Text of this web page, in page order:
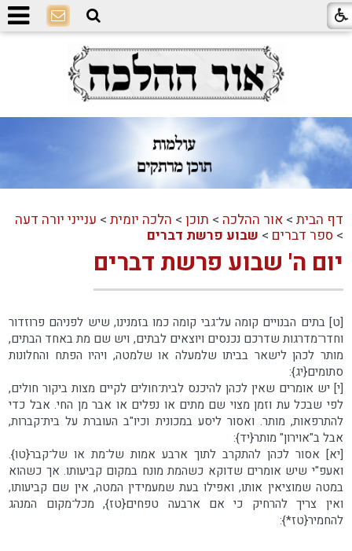
דף הבית >אור ההלכה > תוכן > הלכה יומית > ענייני יורה דעה
> ספר דברים > שבוע פרשת דברים
יום ה' שבוע פרשת דברים
[ט] בתים הבנויים קומה על־גבי קומה כמו בזמנינו, שיש לפניהם פרוזדור
וחדר־מדרגות שדרכם נכנסים ויוצאים לבתים, ויש שם מת באחד הבתים,
מותר לכהן לישאר בביתו שלמעלה או שלמטה, ויהיו הפתח והחלונות
סתומים{יג}:
[י] יש אומרים שאין לכהן להיכנס לבית־חולים לקיים מצות ביקור חולים,
לפי שבכל עת וזמן מצוי שם מתים או נפלים או אבר מן החי. אבל כדי
להתרפאות, מותר. ואסור ליסע במכונית וכיו"ב העוברת על בית־קברות,
אבל ב"אוירון" מותר{יד}:
[יא] אסור לכהן להתקרב לתוך ארבע אמות של־מת או של־קבר{טו}.
ואעפ"י שיש אומרים שדוקא כשהמת מונח במקום קביעותו. אך כשהוא
במטה שמוציאין אותו, ואפילו בעת שמעמידין המטה, אין שם קביעותו,
ואין צריך להרחיק כי אם ארבעה טפחים{טז}, מכל־מקום המנהג
להחמיר{טז*}: